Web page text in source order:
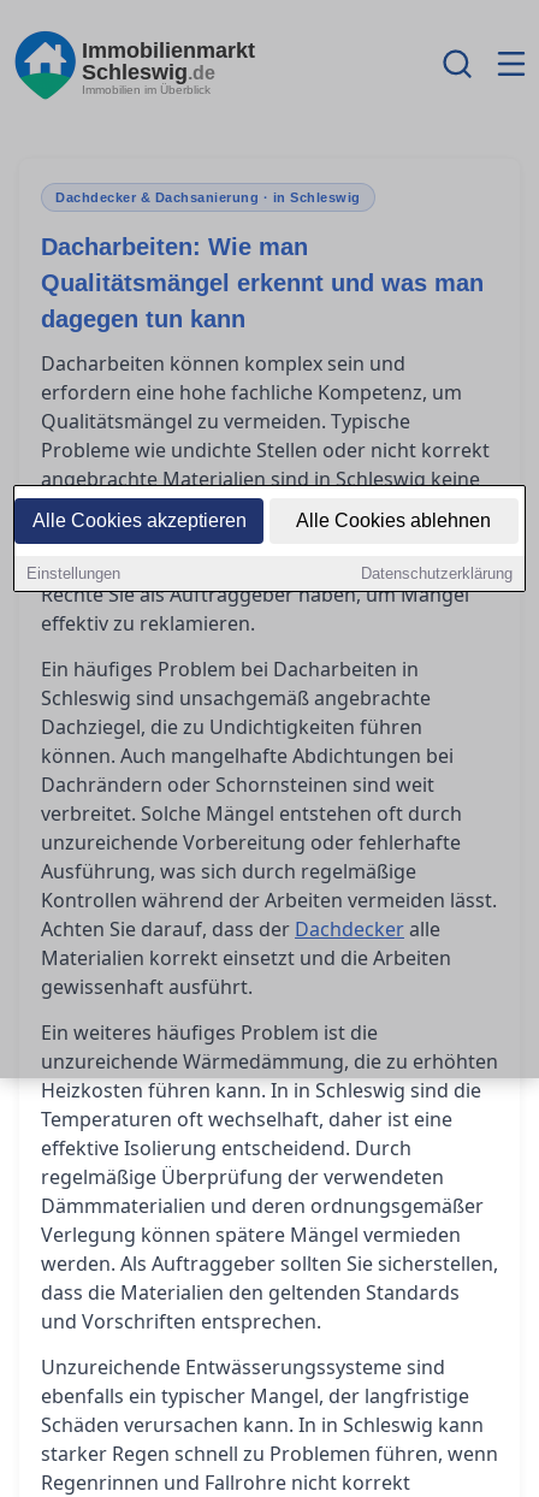
Alle Cookies akzeptieren Alle Cookies ablehnen
Einstellungen Datenschutzerklärung
Immobilienmarkt
Schleswig.de
Immobilien im Überblick
Dachdecker & Dachsanierung · in Schleswig
Dacharbeiten: Wie man
Qualitätsmängel erkennt und was man
dagegen tun kann
Dacharbeiten können komplex sein und
erfordern eine hohe fachliche Kompetenz, um
Qualitätsmängel zu vermeiden. Typische
Probleme wie undichte Stellen oder nicht korrekt
angebrachte Materialien sind in Schleswig keine
Seltenheit. In diesem Artikel erfahren Sie, wie Sie
durch gezielte Kontrollen während der
Ausführung die Qualität sichern und welche
Rechte Sie als Auftraggeber haben, um Mängel
effektiv zu reklamieren.
Ein häufiges Problem bei Dacharbeiten in
Schleswig sind unsachgemäß angebrachte
Dachziegel, die zu Undichtigkeiten führen
können. Auch mangelhafte Abdichtungen bei
Dachrändern oder Schornsteinen sind weit
verbreitet. Solche Mängel entstehen oft durch
unzureichende Vorbereitung oder fehlerhafte
Ausführung, was sich durch regelmäßige
Kontrollen während der Arbeiten vermeiden lässt.
Achten Sie darauf, dass der Dachdeckeralle
Materialien korrekt einsetzt und die Arbeiten
gewissenhaft ausführt.
Ein weiteres häufiges Problem ist die
unzureichende Wärmedämmung, die zu erhöhten
Heizkosten führen kann. In in Schleswig sind die
Temperaturen oft wechselhaft, daher ist eine
effektive Isolierung entscheidend. Durch
regelmäßige Überprüfung der verwendeten
Dämmmaterialien und deren ordnungsgemäßer
Verlegung können spätere Mängel vermieden
werden. Als Auftraggeber sollten Sie sicherstellen,
dass die Materialien den geltenden Standards
und Vorschriften entsprechen.
Unzureichende Entwässerungssysteme sind
ebenfalls ein typischer Mangel, der langfristige
Schäden verursachen kann. In in Schleswig kann
starker Regen schnell zu Problemen führen, wenn
Regenrinnen und Fallrohre nicht korrekt